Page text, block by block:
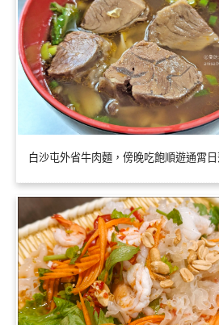
白沙屯外省牛肉麵，傍晚吃飽順遊通霄